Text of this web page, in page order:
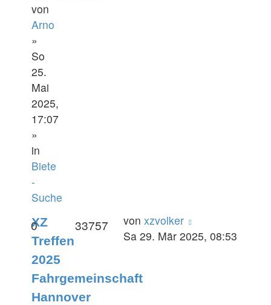
von
Arno
»
So
25.
Mai
2025,
17:07
»
in
Biete
-
Suche
XZ
Treffen
2025
Fahrgemeinschaft
Hannover
0 33757 von xzvolker
Sa 29. Mär 2025, 08:53